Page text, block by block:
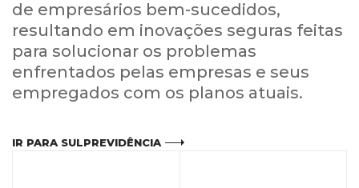
de empresários bem-sucedidos,
resultando em inovações seguras feitas
para solucionar os problemas
enfrentados pelas empresas e seus
empregados com os planos atuais.
IR PARA SULPREVIDÊNCIA